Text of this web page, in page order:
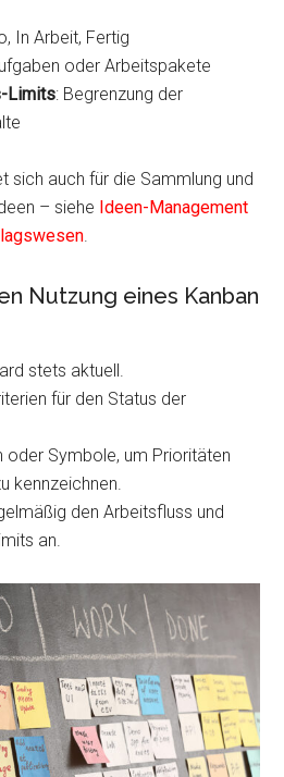
In Arbeit, Fertig
oder Arbeitspakete
Limits: Begrenzung der
sich auch für die Sammlung und
– siehe Ideen-Management
.
Nutzung eines Kanban
stets aktuell.
für den Status der
oder Symbole, um Prioritäten
kennzeichnen.
den Arbeitsfluss und
an.